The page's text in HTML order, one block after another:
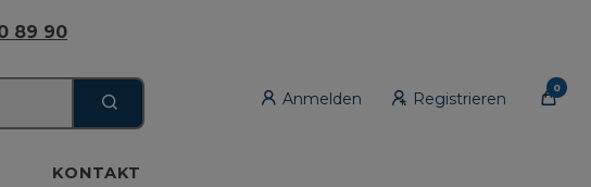
89 90
Anmelden Registrieren
0
KONTAKT